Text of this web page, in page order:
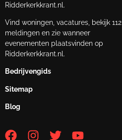
Ridderkerkkrant.nl.
Vind woningen, vacatures, bekijk 112
meldingen en zie wanneer
evenementen plaatsvinden op
Ridderkerkkrant.nl.
Bedrijvengids
Sitemap
Blog